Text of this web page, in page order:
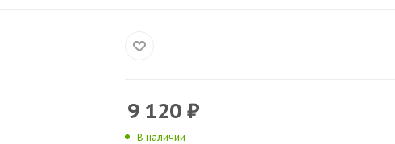
9 120 ₽
В наличии